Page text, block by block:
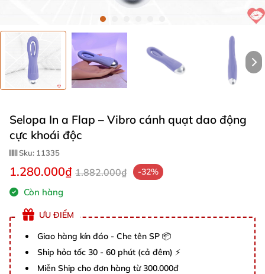
Selopa In a Flap – Vibro cánh quạt dao động
cực khoái độc
Sku: 11335
1.280.000₫ 1.882.000₫ -32%
Còn hàng
ƯU ĐIỂM
Giao hàng kín đáo - Che tên SP 📦
Ship hỏa tốc 30 - 60 phút (cả đêm) ⚡
Miễn Ship cho đơn hàng từ 300.000đ